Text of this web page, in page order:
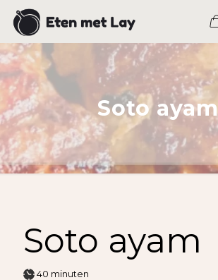
Soto ayam
Soto ayam
40 minuten
minuten